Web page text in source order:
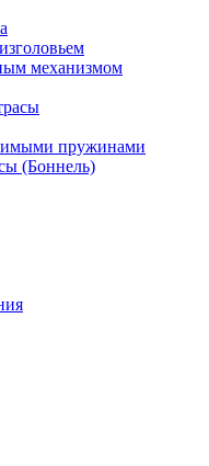
механизмом
пружинами
(Боннель)